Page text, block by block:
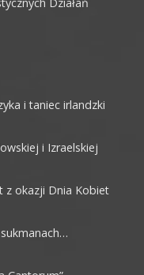
i taniec irlandzki
i Izraelskiej
z okazji Dnia Kobiet